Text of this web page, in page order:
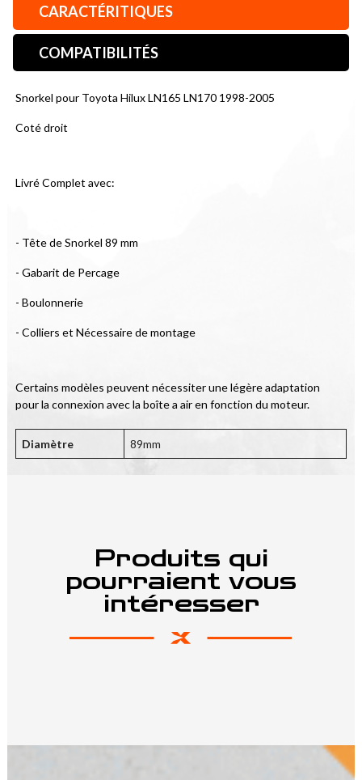
CARACTÉRITIQUES
COMPATIBILITÉS
Snorkel pour Toyota Hilux LN165 LN170 1998-2005
Coté droit
Livré Complet avec:
- Tête de Snorkel 89 mm
- Gabarit de Percage
- Boulonnerie
- Colliers et Nécessaire de montage
Certains modèles peuvent nécessiter une légère adaptation
pour la connexion avec la boîte a air en fonction du moteur.
Diamètre 89mm
Produits qui
pourraient vous
intéresser